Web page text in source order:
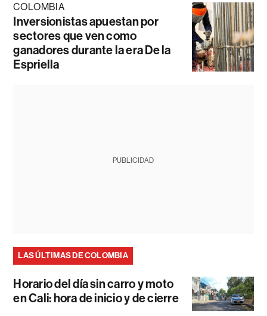
COLOMBIA
Inversionistas apuestan por
sectores que ven como
ganadores durante la era De la
Espriella
PUBLICIDAD
LAS ÚLTIMAS DE COLOMBIA
Horario del día sin carro y moto
en Cali: hora de inicio y de cierre